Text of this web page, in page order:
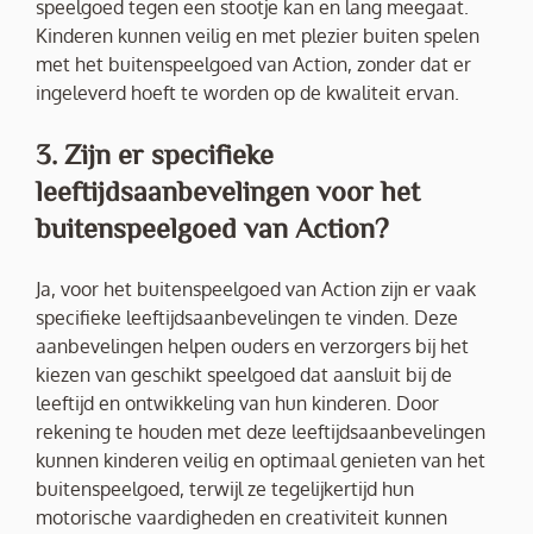
speelgoed tegen een stootje kan en lang meegaat.
Kinderen kunnen veilig en met plezier buiten spelen
met het buitenspeelgoed van Action, zonder dat er
ingeleverd hoeft te worden op de kwaliteit ervan.
3. Zijn er specifieke
leeftijdsaanbevelingen voor het
buitenspeelgoed van Action?
Ja, voor het buitenspeelgoed van Action zijn er vaak
specifieke leeftijdsaanbevelingen te vinden. Deze
aanbevelingen helpen ouders en verzorgers bij het
kiezen van geschikt speelgoed dat aansluit bij de
leeftijd en ontwikkeling van hun kinderen. Door
rekening te houden met deze leeftijdsaanbevelingen
kunnen kinderen veilig en optimaal genieten van het
buitenspeelgoed, terwijl ze tegelijkertijd hun
motorische vaardigheden en creativiteit kunnen